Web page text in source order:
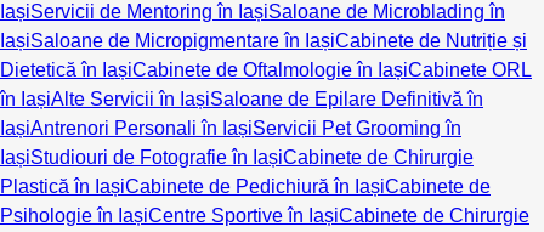
IașiServicii de Mentoring în IașiSaloane de Microblading în
IașiSaloane de Micropigmentare în IașiCabinete de Nutriție și
Dietetică în IașiCabinete de Oftalmologie în IașiCabinete ORL
în IașiAlte Servicii în IașiSaloane de Epilare Definitivă în
IașiAntrenori Personali în IașiServicii Pet Grooming în
IașiStudiouri de Fotografie în IașiCabinete de Chirurgie
Plastică în IașiCabinete de Pedichiură în IașiCabinete de
Psihologie în IașiCentre Sportive în IașiCabinete de Chirurgie